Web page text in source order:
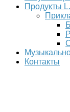
Продукты
Контакты